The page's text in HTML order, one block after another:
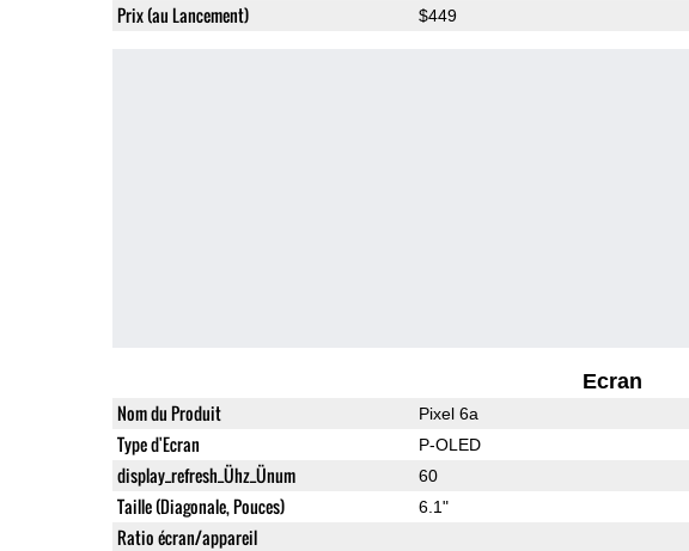
Prix (au Lancement) $449
Ecran
Nom du Produit Pixel 6a
Type d'Ecran P-OLED
display_refresh_Ühz_Ünum 60
Taille (Diagonale, Pouces) 6.1"
Ratio écran/appareil